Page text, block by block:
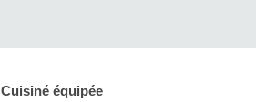
Cuisiné équipée